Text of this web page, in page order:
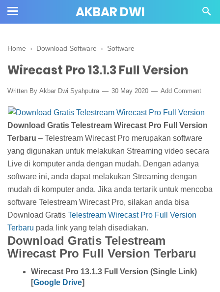
AKBAR DWI
Home › Download Software › Software
Wirecast Pro 13.1.3 Full Version
Written By Akbar Dwi Syahputra 30 May 2020 Add Comment
Download Gratis Telestream Wirecast Pro Full Version
Terbaru – Telestream Wirecast Pro merupakan software
yang digunakan untuk melakukan Streaming video secara
Live di komputer anda dengan mudah. Dengan adanya
software ini, anda dapat melakukan Streaming dengan
mudah di komputer anda. Jika anda tertarik untuk mencoba
software Telestream Wirecast Pro, silakan anda bisa
Download Gratis Telestream Wirecast Pro Full Version
Terbaru pada link yang telah disediakan.
Download Gratis Telestream
Wirecast Pro Full Version Terbaru
Wirecast Pro 13.1.3 Full Version (Single Link)
[Google Drive]